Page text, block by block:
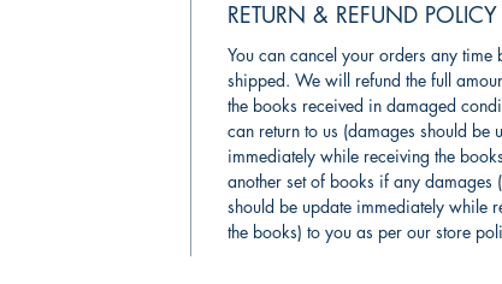
RETURN & REFUND POLICY
You can cancel your orders any time
shipped. We will refund the full
the books received in damaged
can return to us (damages should be
immediately while receiving the
another set of books if any damages
should be update immediately while
the books) to you as per our store